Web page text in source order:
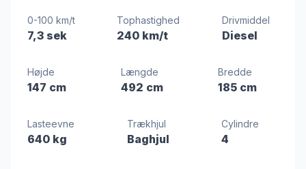
0-100 km/t
7,3 sek
Tophastighed
240 km/t
Drivmiddel
Diesel
Højde
147 cm
Længde
492 cm
Bredde
185 cm
Lasteevne
640 kg
Trækhjul
Baghjul
Cylindre
4